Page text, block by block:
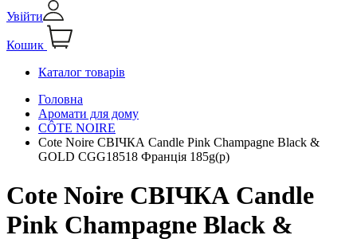
Увійти
Кошик
Каталог товарів
Головна
Аромати для дому
CÔTE NOIRE
Cоte Noire СВІЧКА Candle Pink Champagne Black &
GOLD CGG18518 Франція 185g(р)
Cоte Noire СВІЧКА Candle
Pink Champagne Black &